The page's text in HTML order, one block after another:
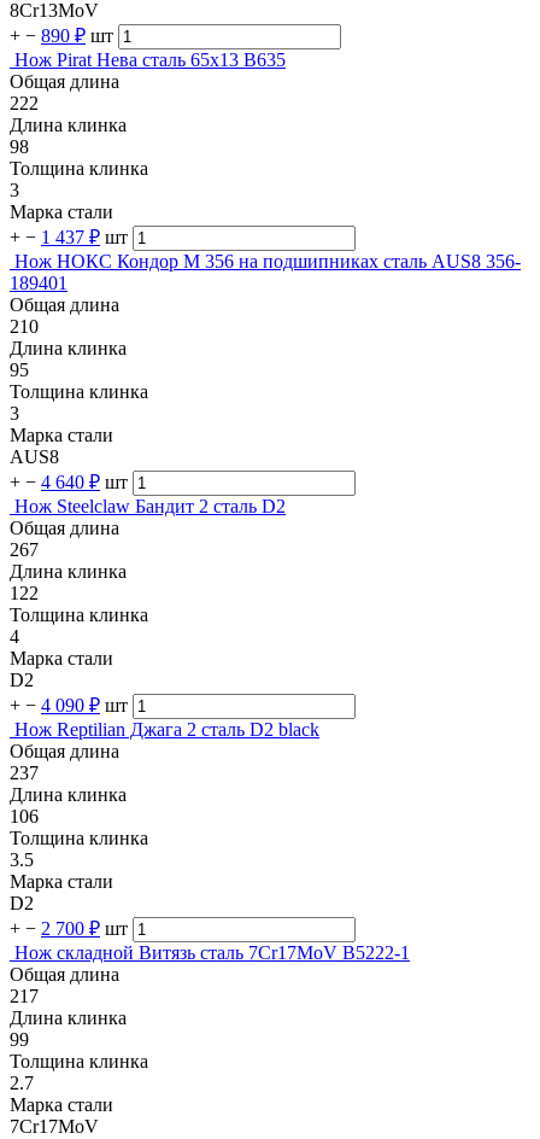
8Cr13MoV
+ − 890 ₽ шт
Нож Pirat Нева сталь 65х13 B635
Общая длина
222
Длина клинка
98
Толщина клинка
3
Марка стали
+ − 1 437 ₽ шт
Нож НОКС Кондор М 356 на подшипниках сталь AUS8 356-
189401
Общая длина
210
Длина клинка
95
Толщина клинка
3
Марка стали
AUS8
+ − 4 640 ₽ шт
Нож Steelclaw Бандит 2 сталь D2
Общая длина
267
Длина клинка
122
Толщина клинка
4
Марка стали
D2
+ − 4 090 ₽ шт
Нож Reptilian Джага 2 сталь D2 black
Общая длина
237
Длина клинка
106
Толщина клинка
3.5
Марка стали
D2
+ − 2 700 ₽ шт
Нож складной Витязь сталь 7Cr17MoV B5222-1
Общая длина
217
Длина клинка
99
Толщина клинка
2.7
Марка стали
7Cr17MoV